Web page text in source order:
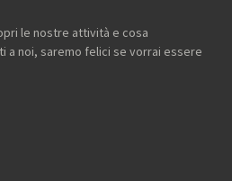
le nostre attività e cosa
a noi, saremo felici se vorrai essere